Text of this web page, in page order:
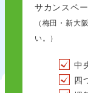
サカンスペー
（梅田・新大
い。）
中
四